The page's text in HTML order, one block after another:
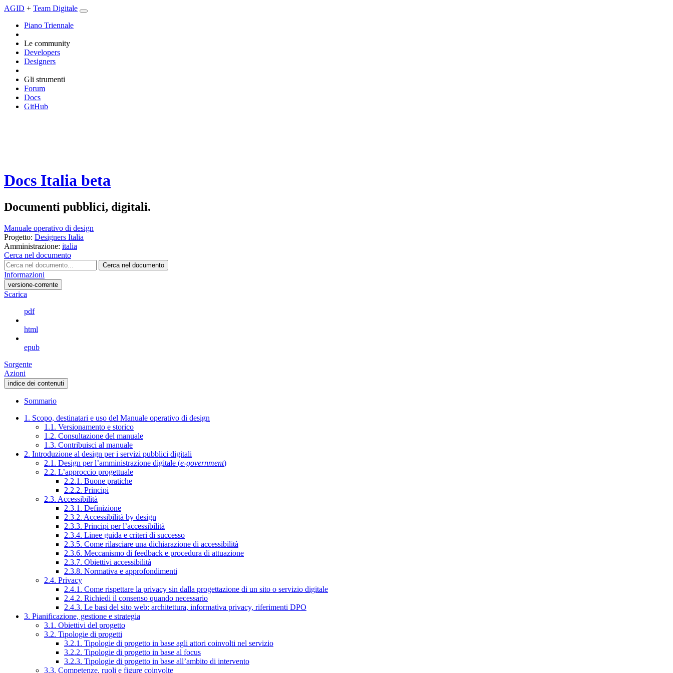
AGID + Team Digitale
Piano Triennale
Le community
Developers
Designers
Gli strumenti
Forum
Docs
GitHub
Docs Italia beta
Documenti pubblici, digitali.
Manuale operativo di design
Progetto: Designers Italia
Amministrazione: italia
Cerca nel documento
Cerca nel documento
Informazioni
versione-corrente
Scarica
pdf
html
epub
Sorgente
Azioni
indice dei contenuti
Sommario
1. Scopo, destinatari e uso del Manuale operativo di design
1.1. Versionamento e storico
1.2. Consultazione del manuale
1.3. Contribuisci al manuale
2. Introduzione al design per i servizi pubblici digitali
2.1. Design per l’amministrazione digitale (e-government)
2.2. L’approccio progettuale
2.2.1. Buone pratiche
2.2.2. Principi
2.3. Accessibilità
2.3.1. Definizione
2.3.2. Accessibilità by design
2.3.3. Principi per l’accessibilità
2.3.4. Linee guida e criteri di successo
2.3.5. Come rilasciare una dichiarazione di accessibilità
2.3.6. Meccanismo di feedback e procedura di attuazione
2.3.7. Obiettivi accessibilità
2.3.8. Normativa e approfondimenti
2.4. Privacy
2.4.1. Come rispettare la privacy sin dalla progettazione di un sito o servizio digitale
2.4.2. Richiedi il consenso quando necessario
2.4.3. Le basi del sito web: architettura, informativa privacy, riferimenti DPO
3. Pianificazione, gestione e strategia
3.1. Obiettivi del progetto
3.2. Tipologie di progetti
3.2.1. Tipologie di progetto in base agli attori coinvolti nel servizio
3.2.2. Tipologie di progetto in base al focus
3.2.3. Tipologie di progetto in base all’ambito di intervento
3.3. Competenze, ruoli e figure coinvolte